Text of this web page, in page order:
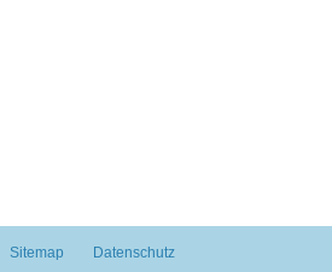
Sitemap Datenschutz